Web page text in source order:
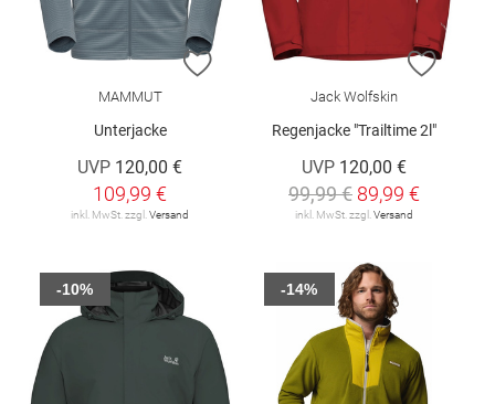
ZUR WUNSCHLISTE HINZUFÜGEN
MAMMUT
Unterjacke
UVP 120,00 €
109,99 €
inkl. MwSt. zzgl. Versand
ZUR
Jack Wolfskin
Regenjacke "Trailtime 2l"
UVP 120,00 €
99,99 € 89,99 €
inkl. MwSt. zzgl. Versand
-10% -14%